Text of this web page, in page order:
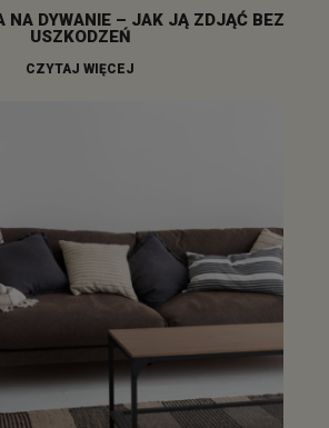
NA DYWANIE – JAK JĄ ZDJĄĆ BEZ
USZKODZEŃ
CZYTAJ WIĘCEJ